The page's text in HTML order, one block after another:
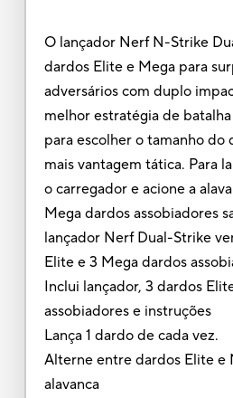
O lançador Nerf N-Strike
dardos Elite e Mega para
adversários com duplo
melhor estratégia de
para escolher o tamanho do
mais vantagem tática. Para
o carregador e acione a
Mega dardos assobiadores
lançador Nerf Dual-Strike
Elite e 3 Mega dardos
Inclui lançador, 3 dardos
assobiadores e instruções
Lança 1 dardo de cada vez.
Alterne entre dardos Elite e
alavanca